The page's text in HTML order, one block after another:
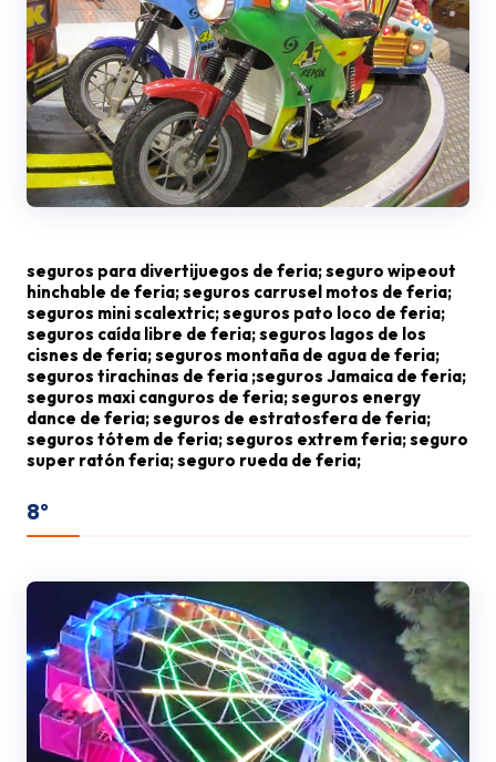
seguros para divertijuegos de feria; seguro wipeout
hinchable de feria; seguros carrusel motos de feria;
seguros mini scalextric; seguros pato loco de feria;
seguros caída libre de feria; seguros lagos de los
cisnes de feria; seguros montaña de agua de feria;
seguros tirachinas de feria ;seguros Jamaica de feria;
seguros maxi canguros de feria; seguros energy
dance de feria; seguros de estratosfera de feria;
seguros tótem de feria; seguros extrem feria; seguro
super ratón feria; seguro rueda de feria;
8º